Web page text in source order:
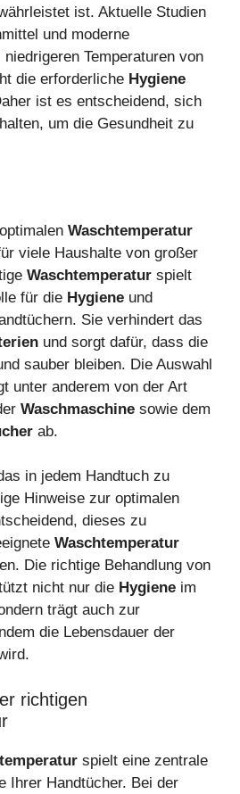
ist. Aktuelle Studien
und moderne
Temperaturen von
die erforderliche Hygiene
ist es entscheidend, sich
um die Gesundheit zu
Waschtemperatur
viele Haushalte von großer
Waschtemperatur spielt
für die Hygiene und
Sie verhindert das
und sorgt dafür, dass die
sauber bleiben. Die Auswahl
unter anderem von der Art
Waschmaschine sowie dem
ab.
in jedem Handtuch zu
Hinweise zur optimalen
dieses zu
Waschtemperatur
Die richtige Behandlung von
nicht nur die Hygiene im
trägt auch zur
die Lebensdauer der
richtigen
spielt eine zentrale
Ihrer Handtücher. Bei der